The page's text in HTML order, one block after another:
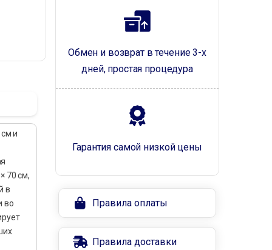
и
70 см,
в
во
Обмен и возврат в течение 3-х
дней, простая процедура
Гарантия самой низкой цены
Правила оплаты
Правила доставки